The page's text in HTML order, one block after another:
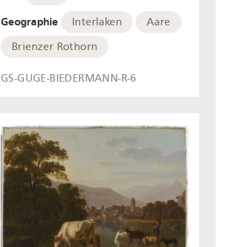
Geographie Interlaken
Aare
Brienzer Rothorn
GS-GUGE-BIEDERMANN-R-6